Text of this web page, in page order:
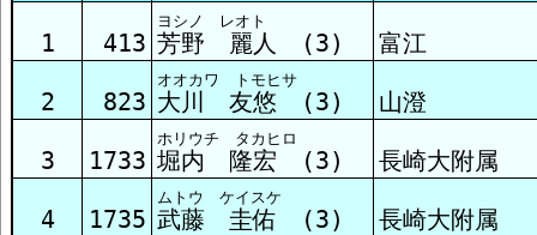
決勝 結果
予選1組 結果
予選2組 結果
1 413
ヨシノ レオト
芳野 麗人 (3) 富江
2 823
オオカワ トモヒサ
大川 友悠 (3) 山澄
3 1733
ホリウチ タカヒロ
堀内 隆宏 (3) 長崎大附属
4 1735
ムトウ ケイスケ
武藤 圭佑 (3) 長崎大附属